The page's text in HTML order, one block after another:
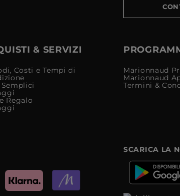
& SERVIZI
Costi e Tempi di
Semplici
Regalo
Marionnaud
Marionnaud
Termini &
SCARICA LA